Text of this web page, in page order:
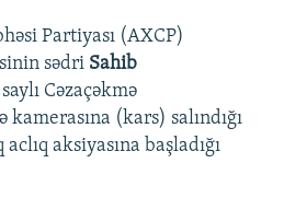
360p
1080p
360p
720p
1080p
Partiyası (AXCP)
sədri Sahib
Cəzaçəkmə
kamerasına (kars) salındığı
aksiyasına başladığı